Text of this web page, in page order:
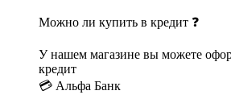
Можно ли купить в кредит ❓
У нашем магазине вы можете
кредит
💳 Альфа Банк